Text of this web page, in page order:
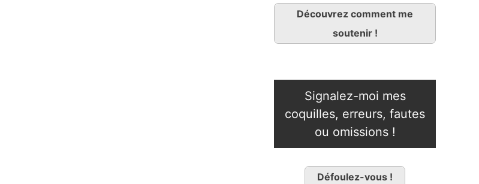
Découvrez comment me
soutenir !
Signalez-moi mes
coquilles, erreurs, fautes
ou omissions !
Défoulez-vous !